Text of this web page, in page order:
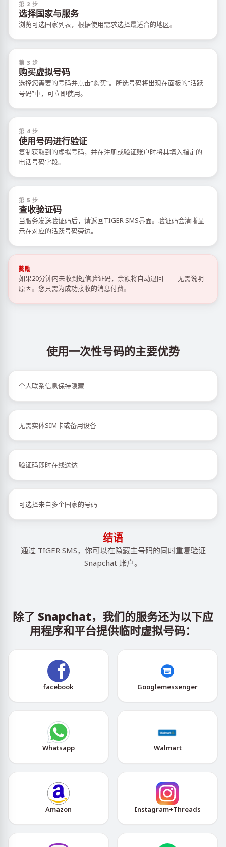
第 2 步
选择国家与服务
浏览可选国家列表，根据使用需求选择最适合的地区。
第 3 步
购买虚拟号码
选择您需要的号码并点击“购买”。所选号码将出现在面板的“活跃
号码”中，可立即使用。
第 4 步
使用号码进行验证
复制获取到的虚拟号码，并在注册或验证账户时将其填入指定的
电话号码字段。
第 5 步
查收验证码
当服务发送验证码后，请返回TIGER SMS界面。验证码会清晰显
示在对应的活跃号码旁边。
獎勵
如果20分钟内未收到短信验证码，余额将自动退回——无需说明
原因。您只需为成功接收的消息付费。
使用一次性号码的主要优势
个人联系信息保持隐藏
无需实体SIM卡或备用设备
验证码即时在线送达
可选择来自多个国家的号码
结语
通过 TIGER SMS，你可以在隐藏主号码的同时重复验证
Snapchat 账户。
除了 Snapchat，我们的服务还为以下应
用程序和平台提供临时虚拟号码：
facebook Googlemessenger
Whatsapp Walmart
Amazon Instagram+Threads